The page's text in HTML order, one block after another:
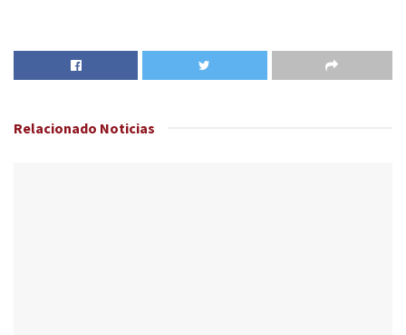
Relacionado Noticias